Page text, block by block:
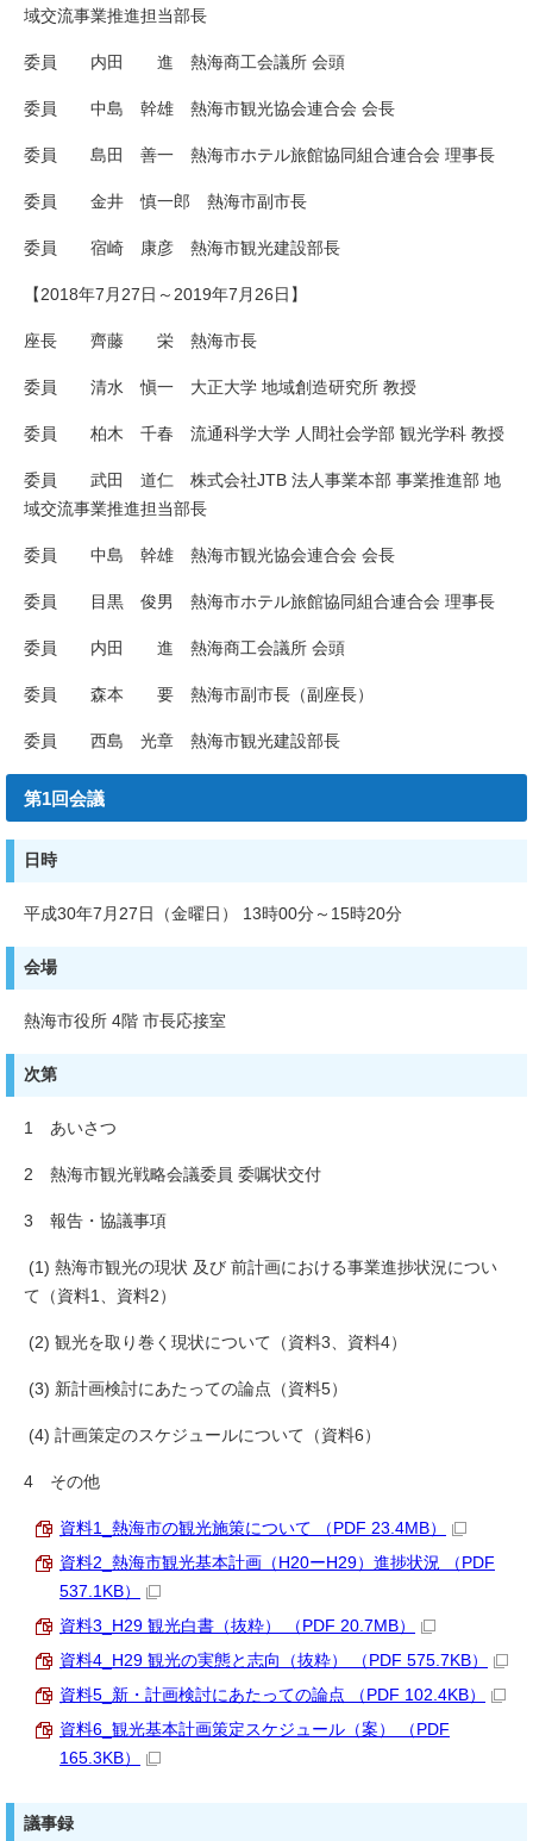
域交流事業推進担当部長
委員 内田 進 熱海商工会議所 会頭
委員 中島 幹雄 熱海市観光協会連合会 会長
委員 島田 善一 熱海市ホテル旅館協同組合連合会 理事長
委員 金井 慎一郎 熱海市副市長
委員 宿崎 康彦 熱海市観光建設部長
【2018年7月27日～2019年7月26日】
座長 齊藤 栄 熱海市長
委員 清水 愼一 大正大学 地域創造研究所 教授
委員 柏木 千春 流通科学大学 人間社会学部 観光学科 教授
委員 武田 道仁 株式会社JTB 法人事業本部 事業推進部 地
域交流事業推進担当部長
委員 中島 幹雄 熱海市観光協会連合会 会長
委員 目黒 俊男 熱海市ホテル旅館協同組合連合会 理事長
委員 内田 進 熱海商工会議所 会頭
委員 森本 要 熱海市副市長（副座長）
委員 西島 光章 熱海市観光建設部長
第1回会議
日時
平成30年7月27日（金曜日） 13時00分～15時20分
会場
熱海市役所 4階 市長応接室
次第
1 あいさつ
2 熱海市観光戦略会議委員 委嘱状交付
3 報告・協議事項
(1) 熱海市観光の現状 及び 前計画における事業進捗状況につい
て（資料1、資料2）
(2) 観光を取り巻く現状について（資料3、資料4）
(3) 新計画検討にあたっての論点（資料5）
(4) 計画策定のスケジュールについて（資料6）
4 その他
資料1_熱海市の観光施策について （PDF 23.4MB）
資料2_熱海市観光基本計画（H20ーH29）進捗状況 （PDF
537.1KB）
資料3_H29 観光白書（抜粋） （PDF 20.7MB）
資料4_H29 観光の実態と志向（抜粋） （PDF 575.7KB）
資料5_新・計画検討にあたっての論点 （PDF 102.4KB）
資料6_観光基本計画策定スケジュール（案） （PDF
165.3KB）
議事録